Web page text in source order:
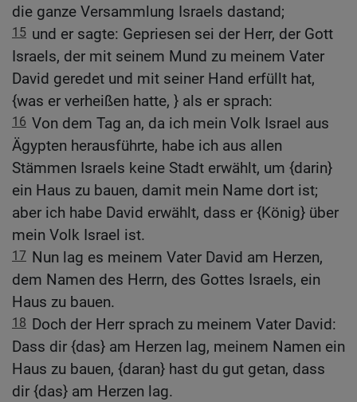
die ganze Versammlung Israels dastand;
15 und er sagte: Gepriesen sei der Herr, der Gott
Israels, der mit seinem Mund zu meinem Vater
David geredet und mit seiner Hand erfüllt hat,
{was er verheißen hatte, } als er sprach:
16 Von dem Tag an, da ich mein Volk Israel aus
Ägypten herausführte, habe ich aus allen
Stämmen Israels keine Stadt erwählt, um {darin}
ein Haus zu bauen, damit mein Name dort ist;
aber ich habe David erwählt, dass er {König} über
mein Volk Israel ist.
17 Nun lag es meinem Vater David am Herzen,
dem Namen des Herrn, des Gottes Israels, ein
Haus zu bauen.
18 Doch der Herr sprach zu meinem Vater David:
Dass dir {das} am Herzen lag, meinem Namen ein
Haus zu bauen, {daran} hast du gut getan, dass
dir {das} am Herzen lag.